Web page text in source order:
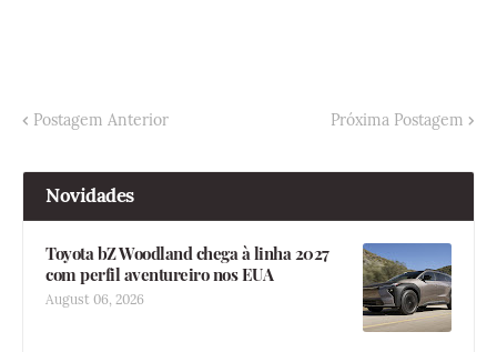
Postagem Anterior Próxima Postagem
Novidades
Toyota bZ Woodland chega à linha 2027
com perfil aventureiro nos EUA
August 06, 2026